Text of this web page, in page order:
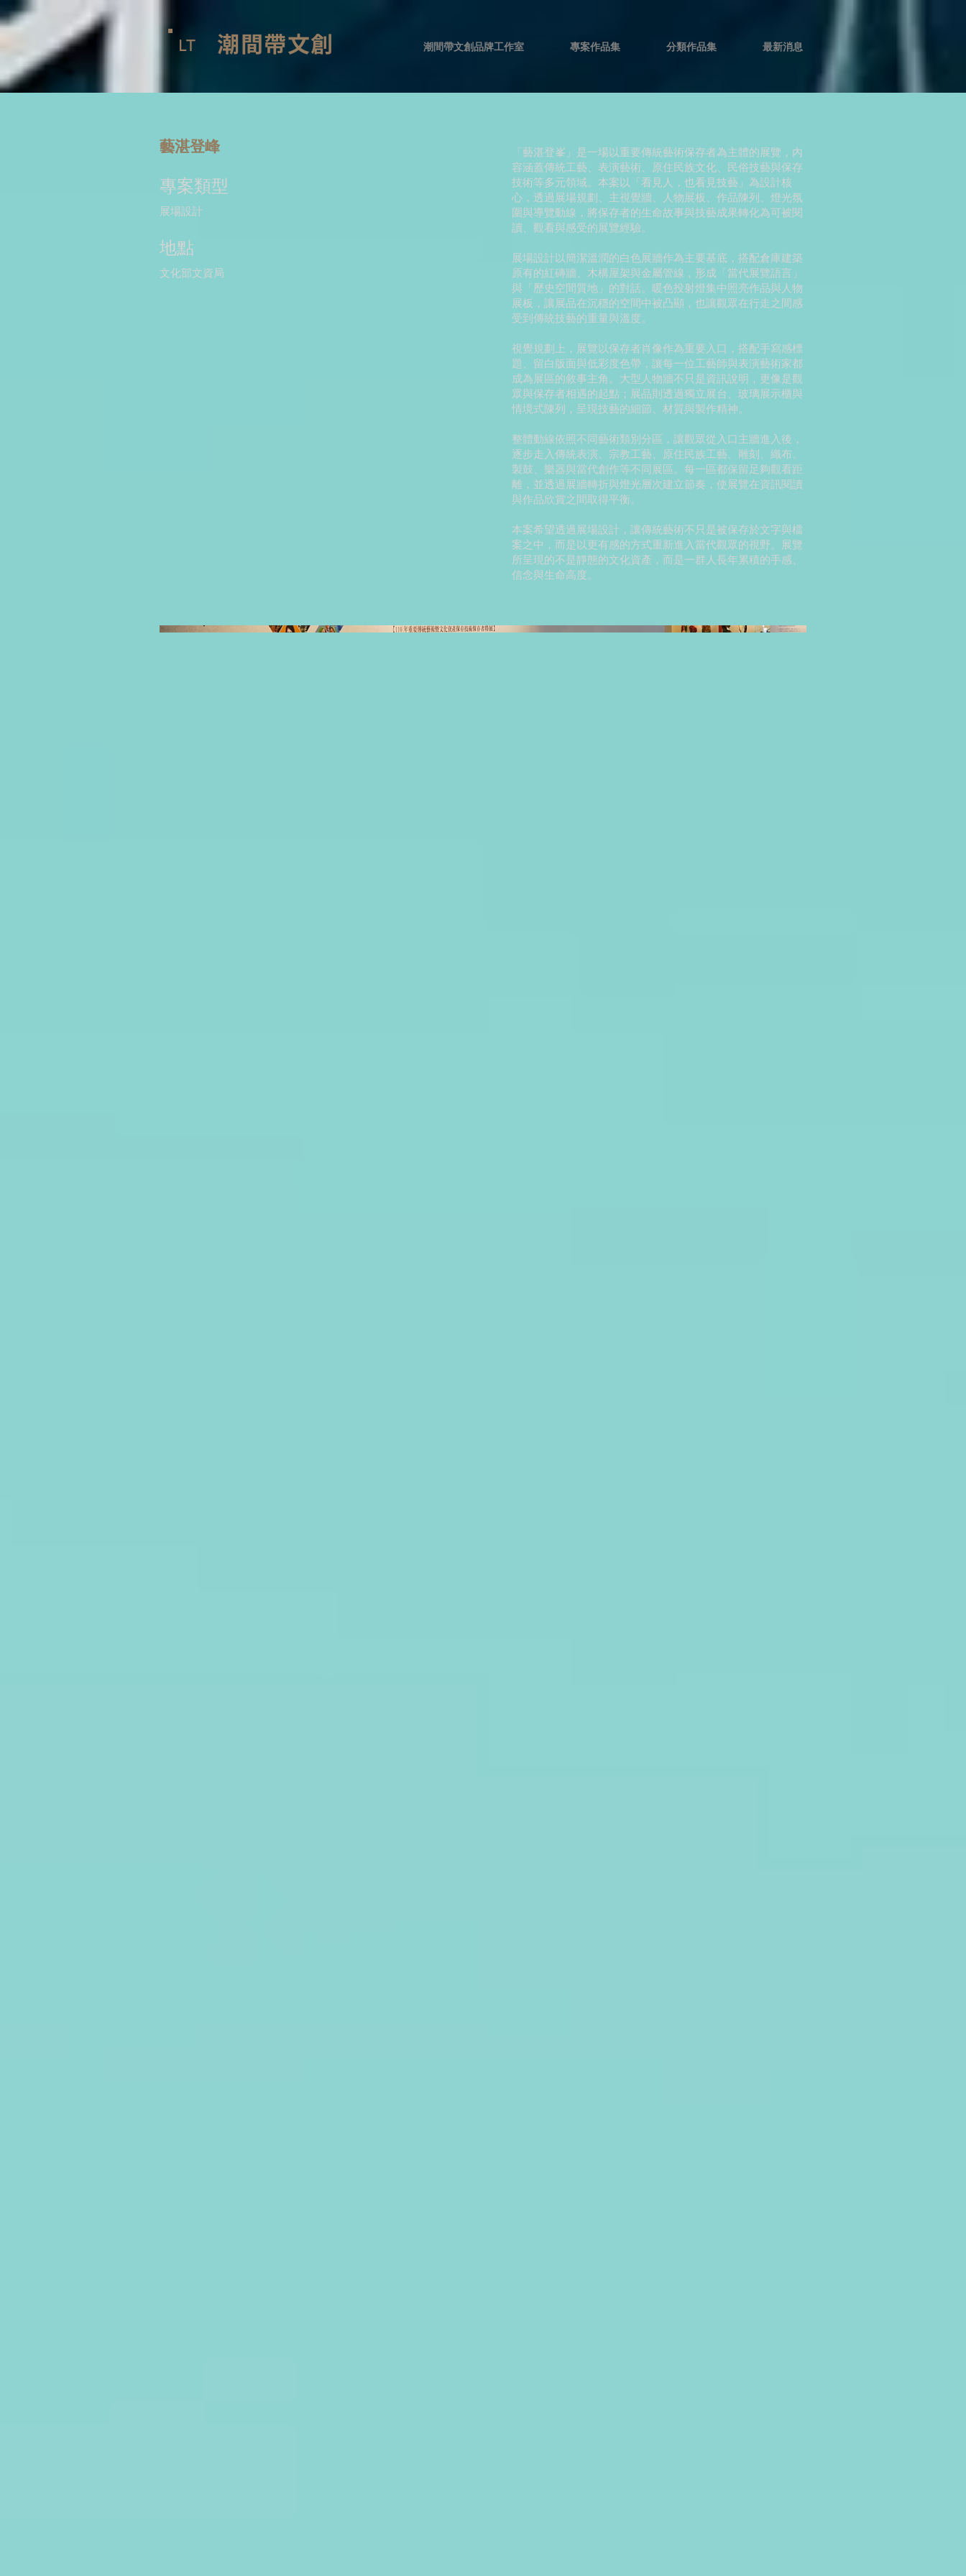
LT 潮間帶文創品牌工作室 專案作品集 分類作品集 最新消息
潮間帶文創
藝湛登峰
專案類型
展場設計
地點
文化部文資局
「藝湛登峯」是一場以重要傳統藝術保存者為主體的展覽，內
容涵蓋傳統工藝、表演藝術、原住民族文化、民俗技藝與保存
技術等多元領域。本案以「看見人，也看見技藝」為設計核
心，透過展場規劃、主視覺牆、人物展板、作品陳列、燈光氛
圍與導覽動線，將保存者的生命故事與技藝成果轉化為可被閱
讀、觀看與感受的展覽經驗。
展場設計以簡潔溫潤的白色展牆作為主要基底，搭配倉庫建築
原有的紅磚牆、木構屋架與金屬管線，形成「當代展覽語言」
與「歷史空間質地」的對話。暖色投射燈集中照亮作品與人物
展板，讓展品在沉穩的空間中被凸顯，也讓觀眾在行走之間感
受到傳統技藝的重量與溫度。
視覺規劃上，展覽以保存者肖像作為重要入口，搭配手寫感標
題、留白版面與低彩度色帶，讓每一位工藝師與表演藝術家都
成為展區的敘事主角。大型人物牆不只是資訊說明，更像是觀
眾與保存者相遇的起點；展品則透過獨立展台、玻璃展示櫃與
情境式陳列，呈現技藝的細節、材質與製作精神。
整體動線依照不同藝術類別分區，讓觀眾從入口主牆進入後，
逐步走入傳統表演、宗教工藝、原住民族工藝、雕刻、織布、
製鼓、樂器與當代創作等不同展區。每一區都保留足夠觀看距
離，並透過展牆轉折與燈光層次建立節奏，使展覽在資訊閱讀
與作品欣賞之間取得平衡。
本案希望透過展場設計，讓傳統藝術不只是被保存於文字與檔
案之中，而是以更有感的方式重新進入當代觀眾的視野。展覽
所呈現的不是靜態的文化資產，而是一群人長年累積的手感、
信念與生命高度。